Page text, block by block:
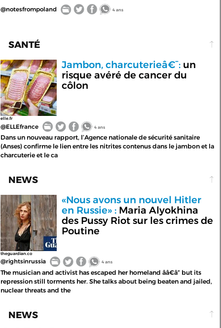
@notesfrompoland 4 ans
SANTÉ
elle.fr
Jambon, charcuterieâ€¯:un
risque avéré de cancer du
côlon
@ELLEfrance 4 ans
Dans un nouveau rapport, l’Agence nationale de sécurité sanitaire
(Anses) confirme le lien entre les nitrites contenus dans le jambon et la
charcuterie et le ca
NEWS
theguardian.co
«Nous avons un nouvel Hitler
en Russie» :Maria Alyokhina
des Pussy Riot sur les crimes de
Poutine
@rightsinrussia 4 ans
The musician and activist has escaped her homeland ââ€â“ but its
repression still torments her. She talks about being beaten and jailed,
nuclear threats and the
NEWS